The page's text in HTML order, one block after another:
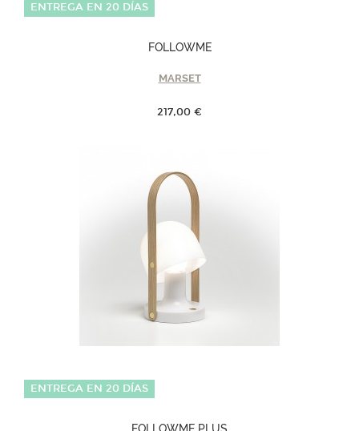
ENTREGA EN 20 DÍAS
FOLLOWME
MARSET
217,00 €
ENTREGA EN 20 DÍAS